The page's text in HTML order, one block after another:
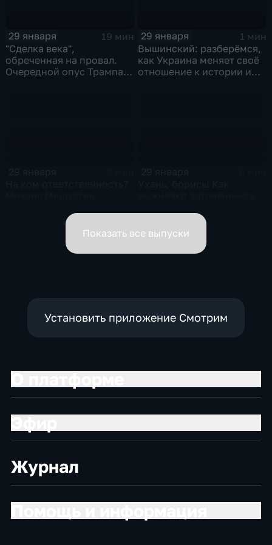
29 января
19 мин
"Сделка века",
обреченная на провал.
Очередной опус Трампа.
29 января
1 мин
Вышинский: разберёмся,
как Украина меняет своё
отношение к истории и
вице-премьеров
Показать все выпуски
Установить приложение Смотрим
Журнал